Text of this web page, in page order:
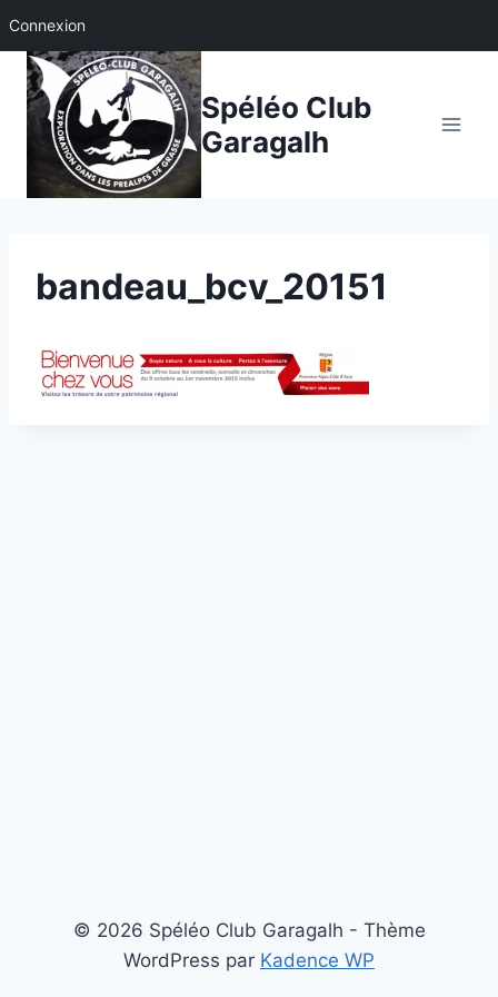
Connexion
Aller
contenu
Spéléo Club
Garagalh
bandeau_bcv_20151
© 2026 Spéléo Club Garagalh - Thème
WordPress par Kadence WP